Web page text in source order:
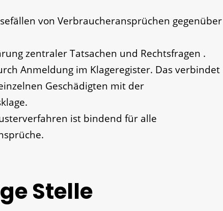
von Verbraucheransprüchen gegenüber
zentraler Tatsachen und Rechtsfragen .
Anmeldung im Klageregister. Das verbindet
Geschädigten mit der
ist bindend für alle
Stelle